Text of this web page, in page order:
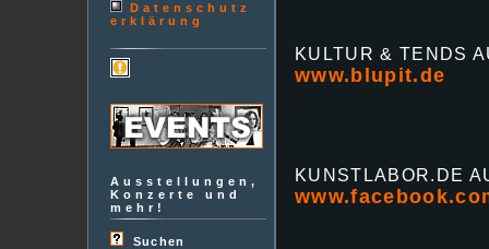
Datenschutz
erklärung
Ausstellungen,
Konzerte und
mehr!
Suchen
KULTUR & TENDS
www.blupit.de
KUNSTLABOR.DE